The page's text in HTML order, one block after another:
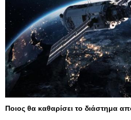
Ποιος θα καθαρίσει το διάστημα